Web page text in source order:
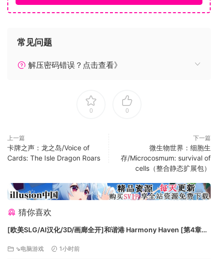
敌国也以称霸大陆为目标，采取各种战略和战术进攻。每次玩
记”，还有在通关故事模式后开放的挑战模式“异说之章”等，互
动要素非常丰富。
常见问题
解压密码错误？点击查看》
0 0
上一篇
卡牌之声：龙之岛/Voice of
Cards: The Isle Dragon Roars
下一篇
微生物世界：细胞生
存/Microcosmum: survival of
cells（整合静态扩展包）
猜你喜欢
[欧美SLG/AI汉化/3D/画廊全开]和谐港 Harmony Haven [第4章
⇘电脑游戏 1小时前